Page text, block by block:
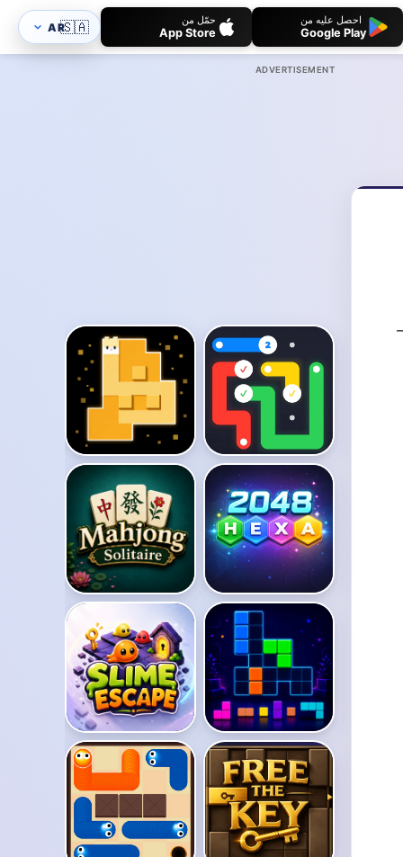
احصل عليه من
Google Play
حمّل من
App Store
🇸🇦
AR
ADVERTISEMENT